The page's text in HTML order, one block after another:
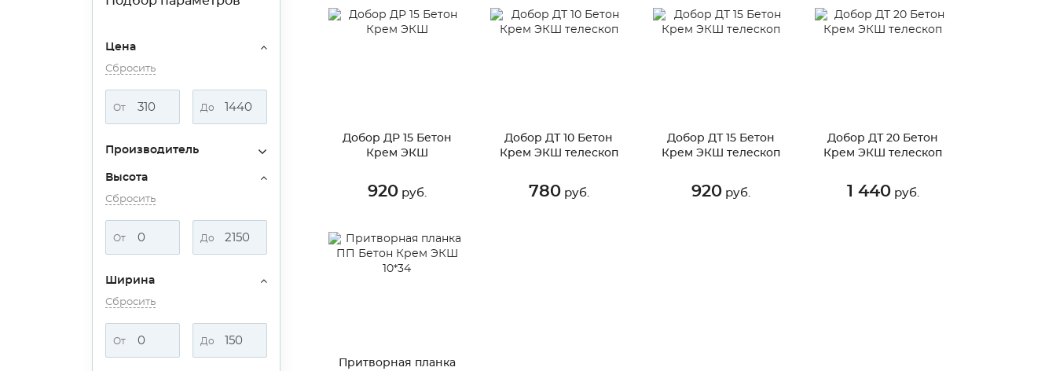
Цена
Сбросить
От До
Производитель
Высота
Сбросить
От До
Ширина
Сбросить
От До
Добор ДР 15 Бетон
Крем ЭКШ
920руб.
Добор ДТ 10 Бетон
Крем ЭКШ телескоп
780руб.
Добор ДТ 15 Бетон
Крем ЭКШ телескоп
920 руб.
Добор ДТ 20 Бетон
Крем ЭКШ телескоп
1 440руб.
Притворная планка